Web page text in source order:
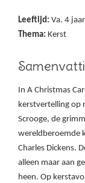
Leeftijd: Va. 4 jaar
Thema: Kerst
In A Christmas
kerstvertelling op
Scrooge, de
wereldberoemde
Charles Dickens.
alleen maar aan
heen. Op